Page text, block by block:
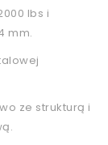
lbs i
mm.
ze strukturą i